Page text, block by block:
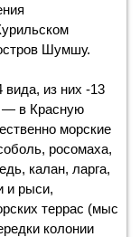
Шумшу.
из них -13
— в Красную
морские
росомаха,
калан, ларга,
и рыси,
террас (мыс
колонии